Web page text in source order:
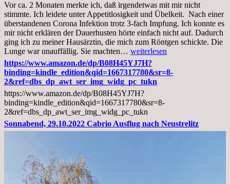
Vor ca. 2 Monaten merkte ich, daß irgendetwas mit mir nicht
stimmte. Ich leidete unter Appetitlosigkeit und Übelkeit. Nach einer
überstandenen Corona Infektion trotz 3-fach Impfung. Ich konnte es
mir nicht erklären der Dauerhusten hörte einfach nicht auf. Dadurch
ging ich zu meiner Hausärztin, die mich zum Röntgen schickte. Die
Lunge war unauffällig. Sie machten… Mittwoch,
02.11.2022,
Arztgespräch
und
Diagnose
Lebermetastasen
weiterlesen
https://www.amazon.de/dp/B08H45YJ7H?
binding=kindle_edition&qid=1667317780&sr=8-
2&ref=dbs_dp_awt_ser_img_widg_pc_tukn
https://www.amazon.de/dp/B08H45YJ7H?
binding=kindle_edition&qid=1667317780&sr=8-
2&ref=dbs_dp_awt_ser_img_widg_pc_tukn
Sonnabend, 29.10.2022 Cabrio Ausflug nach Neustrelitz